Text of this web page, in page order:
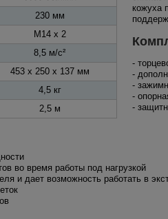
230 мм
M14 х 2
8,5 м/с²
453 х 250 х 137 мм
4,5 кг
2,5 м
кожуха
-
-
-
-
-
во время работы под нагрузкой
и дает возможность работать в